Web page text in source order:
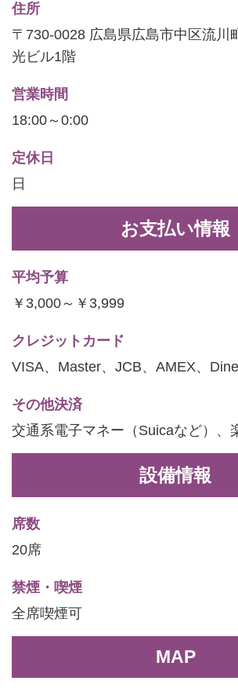
住所
〒730-0028 広島県広島市中区流川
光ビル1階
営業時間
18:00～0:00
定休日
日
お支払い情報
平均予算
￥3,000～￥3,999
クレジットカード
VISA、Master、JCB、AMEX、
その他決済
交通系電子マネー（Suicaなど）、
設備情報
席数
20席
禁煙・喫煙
全席喫煙可
MAP